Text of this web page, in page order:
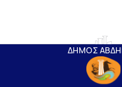
ΔΗΜΟΣ